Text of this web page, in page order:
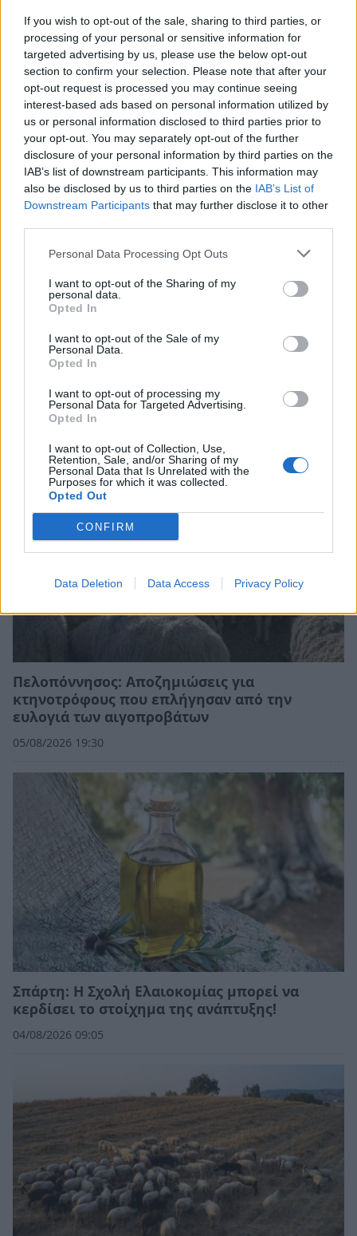
If you wish to opt-out of the sale, sharing to third parties, or
processing of your personal or sensitive information for
targeted advertising by us, please use the below opt-out
section to confirm your selection. Please note that after your
opt-out request is processed you may continue seeing
interest-based ads based on personal information utilized by
us or personal information disclosed to third parties prior to
your opt-out. You may separately opt-out of the further
disclosure of your personal information by third parties on the
IAB’s list of downstream participants. This information may
also be disclosed by us to third parties on the IAB’s List of
Downstream Participants that may further disclose it to other
Personal Data Processing Opt Outs
I want to opt-out of the Sharing of my
personal data.
Opted In
I want to opt-out of the Sale of my
Personal Data.
Opted In
I want to opt-out of processing my
Personal Data for Targeted Advertising.
Opted In
I want to opt-out of Collection, Use,
Retention, Sale, and/or Sharing of my
Personal Data that Is Unrelated with the
Purposes for which it was collected.
Opted Out
CONFIRM
Data Deletion Data Access Privacy Policy
Ψηφιακό Δελτίο Αποστολής: Τι αλλάζει στις
λαϊκές αγορές και τα ελαιοτριβεία
06/08/2026 10:58
Guardian: Έρχονται νέες αυξήσεις στο
ελαιόλαδο – Η ακραία ζέστη πλήττει τις
καλλιέργειες στην Ευρώπη
Πελοπόννησος: Αποζημιώσεις για
κτηνοτρόφους που επλήγησαν από την
ευλογιά των αιγοπροβάτων
05/08/2026 19:30
Σπάρτη: Η Σχολή Ελαιοκομίας μπορεί να
κερδίσει το στοίχημα της ανάπτυξης!
04/08/2026 09:05